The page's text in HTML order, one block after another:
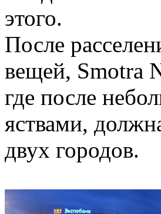
этого.
После
вещей, Smotra
где после
яствами,
двух городов.